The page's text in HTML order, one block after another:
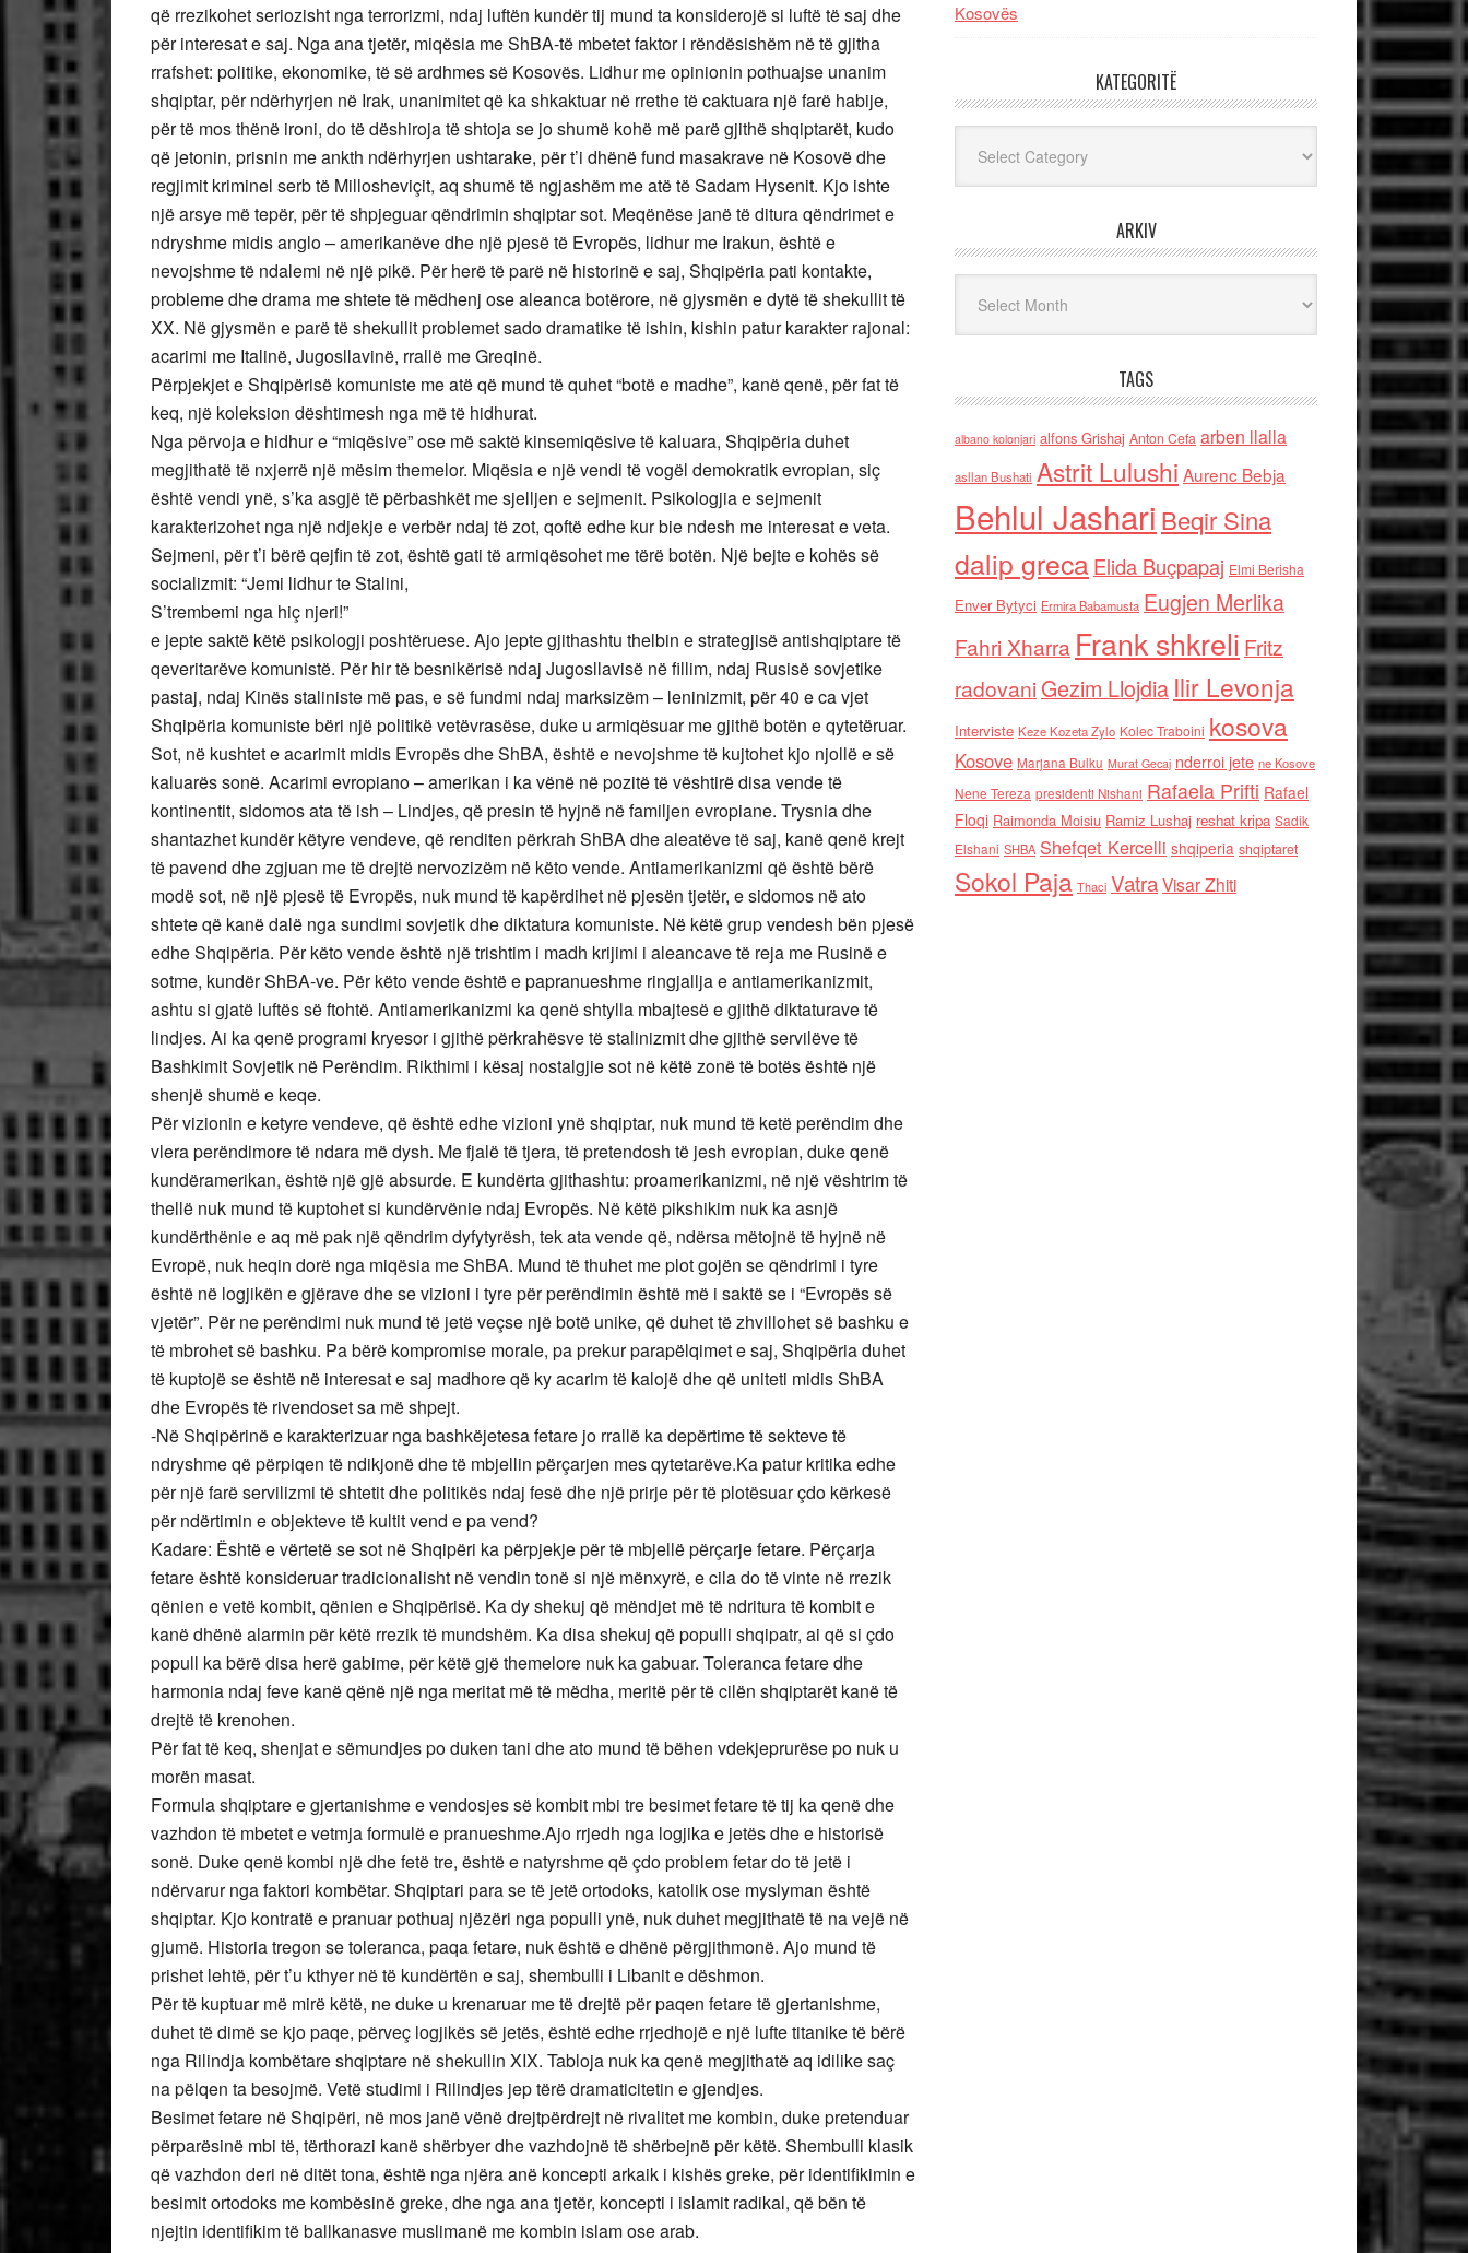
që rrezikohet seriozisht nga terrorizmi, ndaj luftën kundër tij mund ta konsiderojë si luftë të saj dhe
për interesat e saj. Nga ana tjetër, miqësia me ShBA-të mbetet faktor i rëndësishëm në të gjitha
rrafshet: politike, ekonomike, të së ardhmes së Kosovës. Lidhur me opinionin pothuajse unanim
shqiptar, për ndërhyrjen në Irak, unanimitet që ka shkaktuar në rrethe të caktuara një farë habije,
për të mos thënë ironi, do të dëshiroja të shtoja se jo shumë kohë më parë gjithë shqiptarët, kudo
që jetonin, prisnin me ankth ndërhyrjen ushtarake, për t’i dhënë fund masakrave në Kosovë dhe
regjimit kriminel serb të Millosheviçit, aq shumë të ngjashëm me atë të Sadam Hysenit. Kjo ishte
një arsye më tepër, për të shpjeguar qëndrimin shqiptar sot. Meqënëse janë të ditura qëndrimet e
ndryshme midis anglo – amerikanëve dhe një pjesë të Evropës, lidhur me Irakun, është e
nevojshme të ndalemi në një pikë. Për herë të parë në historinë e saj, Shqipëria pati kontakte,
probleme dhe drama me shtete të mëdhenj ose aleanca botërore, në gjysmën e dytë të shekullit të
XX. Në gjysmën e parë të shekullit problemet sado dramatike të ishin, kishin patur karakter rajonal:
acarimi me Italinë, Jugosllavinë, rrallë me Greqinë.
Përpjekjet e Shqipërisë komuniste me atë që mund të quhet “botë e madhe”, kanë qenë, për fat të
keq, një koleksion dështimesh nga më të hidhurat.
Nga përvoja e hidhur e “miqësive” ose më saktë kinsemiqësive të kaluara, Shqipëria duhet
megjithatë të nxjerrë një mësim themelor. Miqësia e një vendi të vogël demokratik evropian, siç
është vendi ynë, s’ka asgjë të përbashkët me sjelljen e sejmenit. Psikologjia e sejmenit
karakterizohet nga një ndjekje e verbër ndaj të zot, qoftë edhe kur bie ndesh me interesat e veta.
Sejmeni, për t’i bërë qejfin të zot, është gati të armiqësohet me tërë botën. Një bejte e kohës së
socializmit: “Jemi lidhur te Stalini,
S’trembemi nga hiç njeri!”
e jepte saktë këtë psikologji poshtëruese. Ajo jepte gjithashtu thelbin e strategjisë antishqiptare të
qeveritarëve komunistë. Për hir të besnikërisë ndaj Jugosllavisë në fillim, ndaj Rusisë sovjetike
pastaj, ndaj Kinës staliniste më pas, e së fundmi ndaj marksizëm – leninizmit, për 40 e ca vjet
Shqipëria komuniste bëri një politikë vetëvrasëse, duke u armiqësuar me gjithë botën e qytetëruar.
Sot, në kushtet e acarimit midis Evropës dhe ShBA, është e nevojshme të kujtohet kjo njollë e së
kaluarës sonë. Acarimi evropiano – amerikan i ka vënë në pozitë të vështirë disa vende të
kontinentit, sidomos ata të ish – Lindjes, që presin të hyjnë në familjen evropiane. Trysnia dhe
shantazhet kundër këtyre vendeve, që renditen përkrah ShBA dhe aleatëve të saj, kanë qenë krejt
të pavend dhe zgjuan me të drejtë nervozizëm në këto vende. Antiamerikanizmi që është bërë
modë sot, në një pjesë të Evropës, nuk mund të kapërdihet në pjesën tjetër, e sidomos në ato
shtete që kanë dalë nga sundimi sovjetik dhe diktatura komuniste. Në këtë grup vendesh bën pjesë
edhe Shqipëria. Për këto vende është një trishtim i madh krijimi i aleancave të reja me Rusinë e
sotme, kundër ShBA-ve. Për këto vende është e papranueshme ringjallja e antiamerikanizmit,
ashtu si gjatë luftës së ftohtë. Antiamerikanizmi ka qenë shtylla mbajtesë e gjithë diktaturave të
lindjes. Ai ka qenë programi kryesor i gjithë përkrahësve të stalinizmit dhe gjithë servilëve të
Bashkimit Sovjetik në Perëndim. Rikthimi i kësaj nostalgjie sot në këtë zonë të botës është një
shenjë shumë e keqe.
Për vizionin e ketyre vendeve, që është edhe vizioni ynë shqiptar, nuk mund të ketë perëndim dhe
vlera perëndimore të ndara më dysh. Me fjalë të tjera, të pretendosh të jesh evropian, duke qenë
kundëramerikan, është një gjë absurde. E kundërta gjithashtu: proamerikanizmi, në një vështrim të
thellë nuk mund të kuptohet si kundërvënie ndaj Evropës. Në këtë pikshikim nuk ka asnjë
kundërthënie e aq më pak një qëndrim dyfytyrësh, tek ata vende që, ndërsa mëtojnë të hyjnë në
Evropë, nuk heqin dorë nga miqësia me ShBA. Mund të thuhet me plot gojën se qëndrimi i tyre
është në logjikën e gjërave dhe se vizioni i tyre për perëndimin është më i saktë se i “Evropës së
vjetër”. Për ne perëndimi nuk mund të jetë veçse një botë unike, që duhet të zhvillohet së bashku e
të mbrohet së bashku. Pa bërë kompromise morale, pa prekur parapëlqimet e saj, Shqipëria duhet
të kuptojë se është në interesat e saj madhore që ky acarim të kalojë dhe që uniteti midis ShBA
dhe Evropës të rivendoset sa më shpejt.
-Në Shqipërinë e karakterizuar nga bashkëjetesa fetare jo rrallë ka depërtime të sekteve të
ndryshme që përpiqen të ndikjonë dhe të mbjellin përçarjen mes qytetarëve.Ka patur kritika edhe
për një farë servilizmi të shtetit dhe politikës ndaj fesë dhe një prirje për të plotësuar çdo kërkesë
për ndërtimin e objekteve të kultit vend e pa vend?
Kadare: Është e vërtetë se sot në Shqipëri ka përpjekje për të mbjellë përçarje fetare. Përçarja
fetare është konsideruar tradicionalisht në vendin tonë si një mënxyrë, e cila do të vinte në rrezik
qënien e vetë kombit, qënien e Shqipërisë. Ka dy shekuj që mëndjet më të ndritura të kombit e
kanë dhënë alarmin për këtë rrezik të mundshëm. Ka disa shekuj që populli shqipatr, ai që si çdo
popull ka bërë disa herë gabime, për këtë gjë themelore nuk ka gabuar. Toleranca fetare dhe
harmonia ndaj feve kanë qënë një nga meritat më të mëdha, meritë për të cilën shqiptarët kanë të
drejtë të krenohen.
Për fat të keq, shenjat e sëmundjes po duken tani dhe ato mund të bëhen vdekjeprurëse po nuk u
morën masat.
Formula shqiptare e gjertanishme e vendosjes së kombit mbi tre besimet fetare të tij ka qenë dhe
vazhdon të mbetet e vetmja formulë e pranueshme.Ajo rrjedh nga logjika e jetës dhe e historisë
sonë. Duke qenë kombi një dhe fetë tre, është e natyrshme që çdo problem fetar do të jetë i
ndërvarur nga faktori kombëtar. Shqiptari para se të jetë ortodoks, katolik ose myslyman është
shqiptar. Kjo kontratë e pranuar pothuaj njëzëri nga populli ynë, nuk duhet megjithatë të na vejë në
gjumë. Historia tregon se toleranca, paqa fetare, nuk është e dhënë përgjithmonë. Ajo mund të
prishet lehtë, për t’u kthyer në të kundërtën e saj, shembulli i Libanit e dëshmon.
Për të kuptuar më mirë këtë, ne duke u krenaruar me të drejtë për paqen fetare të gjertanishme,
duhet të dimë se kjo paqe, përveç logjikës së jetës, është edhe rrjedhojë e një lufte titanike të bërë
nga Rilindja kombëtare shqiptare në shekullin XIX. Tabloja nuk ka qenë megjithatë aq idilike saç
na pëlqen ta besojmë. Vetë studimi i Rilindjes jep tërë dramaticitetin e gjendjes.
Besimet fetare në Shqipëri, në mos janë vënë drejtpërdrejt në rivalitet me kombin, duke pretenduar
përparësinë mbi të, tërthorazi kanë shërbyer dhe vazhdojnë të shërbejnë për këtë. Shembulli klasik
që vazhdon deri në ditët tona, është nga njëra anë koncepti arkaik i kishës greke, për identifikimin e
besimit ortodoks me kombësinë greke, dhe nga ana tjetër, koncepti i islamit radikal, që bën të
njejtin identifikim të ballkanasve muslimanë me kombin islam ose arab.
Kosovës
KATEGORITË
ARKIV
TAGS
albano kolonjari alfons Grishaj Anton Cefa arben llalla
asllan Bushati Astrit Lulushi Aurenc Bebja
Behlul Jashari Beqir Sina
dalip grecaElida Buçpapaj Elmi Berisha
Enver Bytyci Ermira Babamusta Eugjen Merlika
Fahri Xharra Frank shkreli Fritz
radovaniGezim Llojdia Ilir Levonja
Interviste Keze Kozeta Zylo Kolec Traboini kosova
Kosove Marjana Bulku Murat Gecaj nderroi jete ne Kosove
Nene Tereza presidenti Nishani Rafaela Prifti Rafael
Floqi Raimonda Moisiu Ramiz Lushaj reshat kripa Sadik
Elshani SHBA Shefqet Kercelli shqiperia shqiptaret
Sokol Paja Thaci VatraVisar Zhiti